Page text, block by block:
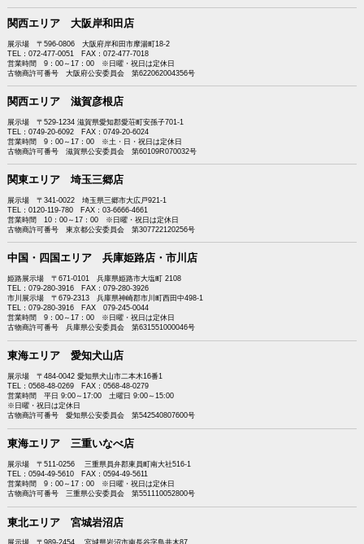
関西エリア 大阪岸和田店
展示場 〒596-0806 大阪府岸和田市摩湯町18-2
TEL：072-477-0051 FAX：072-477-7018
営業時間 9：00～17：00 ※日曜・祝日は定休日
古物商許可番号 大阪府公安委員会 第622062004356号
関西エリア 滋賀彦根店
展示場 〒529-1234 滋賀県愛知郡愛荘町安孫子701-1
TEL：0749-20-6092 FAX：0749-20-6024
営業時間 9：00～17：00 ※土・日・祝日は定休日
古物商許可番号 滋賀県公安委員会 第60109R070032号
関東エリア 埼玉三郷店
展示場 〒341-0022 埼玉県三郷市大広戸921-1
TEL：0120-119-780 FAX：03-6666-4661
営業時間 10：00～17：00 ※日曜・祝日は定休日
古物商許可番号 東京都公安委員会 第307722120256号
中国・四国エリア 兵庫姫路店・市川店
姫路展示場 〒671-0101 兵庫県姫路市大塩町 2108
TEL：079-280-3916 FAX：079-280-3926
市川展示場 〒679-2313 兵庫県神崎郡市川町西田中498-1
TEL：079-280-3916 FAX 079-245-0044
営業時間 9：00～17：00 ※日曜・祝日は定休日
古物商許可番号 兵庫県公安委員会 第631551000046号
東海エリア 愛知犬山店
展示場 〒484-0042 愛知県犬山市二本木16番1
TEL：0568-48-0269 FAX：0568-48-0279
営業時間 平日 9:00～17:00 土曜日 9:00～15:00
※日曜・祝日は定休日
古物商許可番号 愛知県公安委員会 第542540807600号
東海エリア 三重いなべ店
展示場 〒511-0256 三重県員弁郡東員町南大社516-1
TEL：0594-49-5610 FAX：0594-49-5611
営業時間 9：00～17：00 ※日曜・祝日は定休日
古物商許可番号 三重県公安委員会 第551110052800号
東北エリア 宮城岩沼店